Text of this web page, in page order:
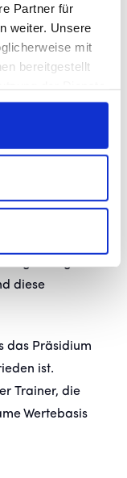
Partner für
weiter. Unsere
mit
bereitgestellt
Kickers, zog
starke
Start in die
war uns, nicht nur
sondern
diese
das Präsidium
ist.
Trainer, die
Wertebasis